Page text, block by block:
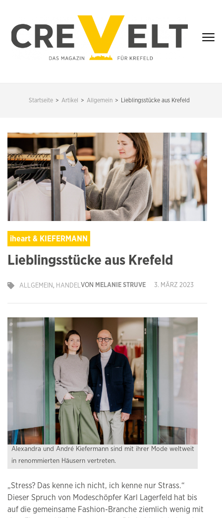
springen
(Enter
KREFELD
Startseite > Artikel > Allgemein > Lieblingsstücke aus Krefeld
iheart & KIEFERMANN
Lieblingsstücke aus Krefeld
VON MELANIE STRUVE 3. MÄRZ 2023
ALLGEMEIN, HANDEL
Alexandra und André Kiefermann sind mit ihrer Mode weltweit
in renommierten Häusern vertreten.
„Stress? Das kenne ich nicht, ich kenne nur Strass.“
Dieser Spruch von Modeschöpfer Karl Lagerfeld hat bis
auf die gemeinsame Fashion-Branche ziemlich wenig mit